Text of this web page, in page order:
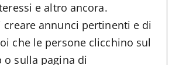
e altro ancora.
creare annunci pertinenti e di
che le persone clicchino sul
o sulla pagina di